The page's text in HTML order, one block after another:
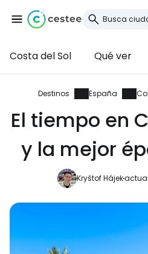
Costa del Sol Qué ver
Destinos España
El tiempo en
y la mejor
Kryštof Hájek
Iniciar
Cestee
... la comunidad
Continuar
Continuar